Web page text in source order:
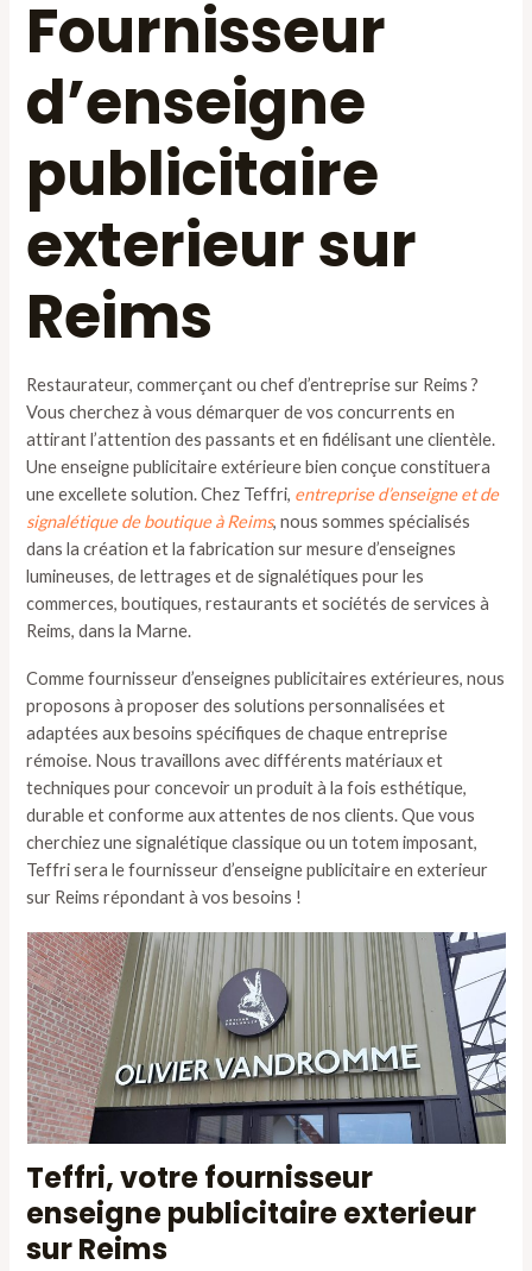
Fournisseur
d’enseigne
publicitaire
exterieur sur
Reims
Restaurateur, commerçant ou chef d’entreprise sur Reims ?
Vous cherchez à vous démarquer de vos concurrents en
attirant l’attention des passants et en fidélisant une clientèle.
Une enseigne publicitaire extérieure bien conçue constituera
une excellete solution. Chez Teffri, entreprise d’enseigne et de
signalétique de boutique à Reims, nous sommes spécialisés
dans la création et la fabrication sur mesure d’enseignes
lumineuses, de lettrages et de signalétiques pour les
commerces, boutiques, restaurants et sociétés de services à
Reims, dans la Marne.
Comme fournisseur d’enseignes publicitaires extérieures, nous
proposons à proposer des solutions personnalisées et
adaptées aux besoins spécifiques de chaque entreprise
rémoise. Nous travaillons avec différents matériaux et
techniques pour concevoir un produit à la fois esthétique,
durable et conforme aux attentes de nos clients. Que vous
cherchiez une signalétique classique ou un totem imposant,
Teffri sera le fournisseur d’enseigne publicitaire en exterieur
sur Reims répondant à vos besoins !
Teffri, votre fournisseur
enseigne publicitaire exterieur
sur Reims